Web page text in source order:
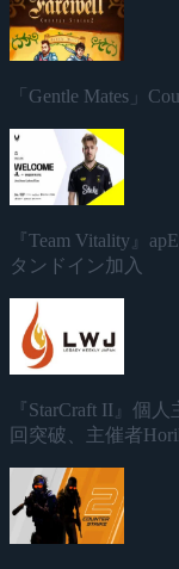
「Gentle Mates」
『Team Vitality』
タンドイン加入
『StarCraft II』個
回突破、主催者